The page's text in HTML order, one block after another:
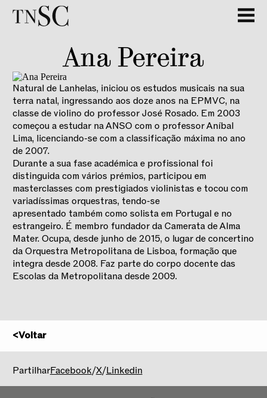
<Voltar
Ana Pereira
Natural de Lanhelas, iniciou os estudos musicais na sua
terra natal, ingressando aos doze anos na EPMVC, na
classe de violino do professor José Rosado. Em 2003
começou a estudar na ANSO com o professor Aníbal
Lima, licenciando-se com a classificação máxima no ano
de 2007.
Durante a sua fase académica e profissional foi
distinguida com vários prémios, participou em
masterclasses com prestigiados violinistas e tocou com
variadíssimas orquestras, tendo-se
apresentado também como solista em Portugal e no
estrangeiro. É membro fundador da Camerata de Alma
Mater. Ocupa, desde junho de 2015, o lugar de concertino
da Orquestra Metropolitana de Lisboa, formação que
integra desde 2008. Faz parte do corpo docente das
Escolas da Metropolitana desde 2009.
PartilharFacebook/X/Linkedin